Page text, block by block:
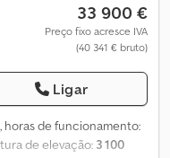
33 900 €
Preço fixo acresce IVA
(40 341 € bruto)
Ligar
, horas de funcionamento:
de elevação: 3 100